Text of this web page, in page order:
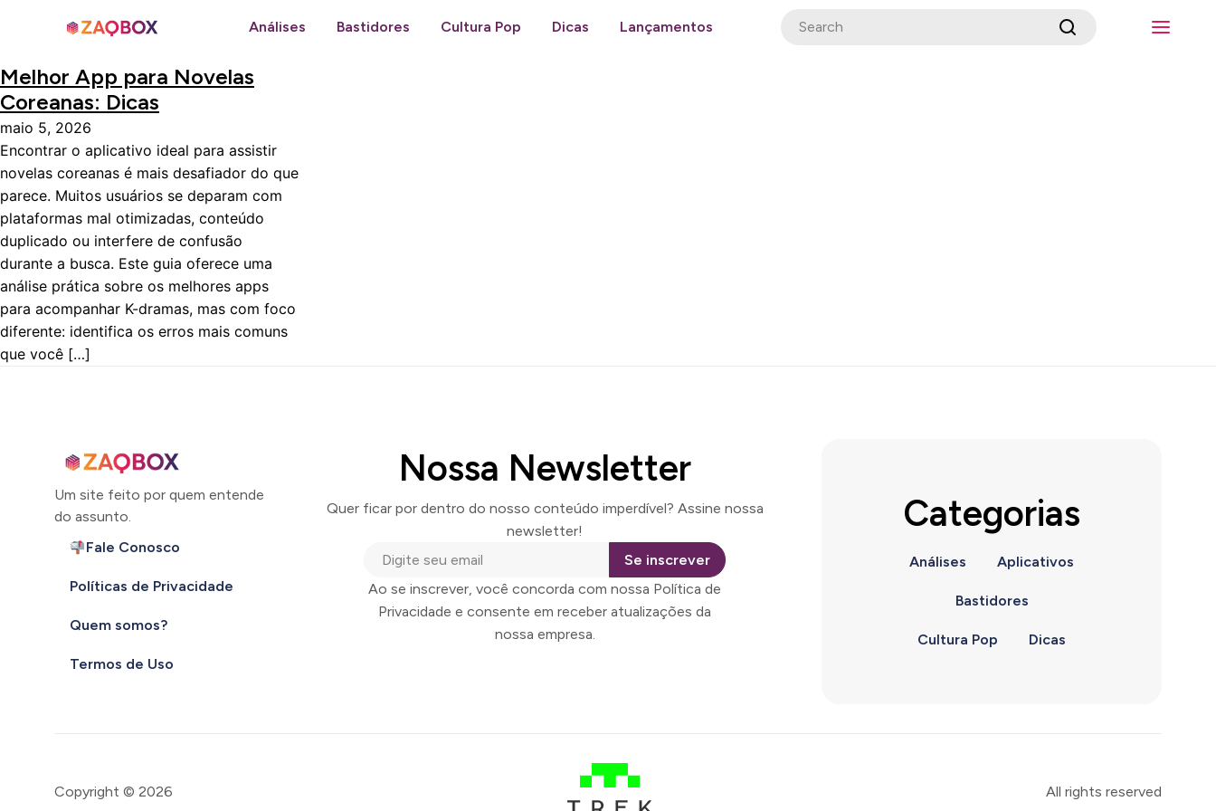
Análises Bastidores Cultura Pop Dicas Lançamentos
Melhor App para Novelas
Coreanas: Dicas
maio 5, 2026
Encontrar o aplicativo ideal para assistir
novelas coreanas é mais desafiador do que
parece. Muitos usuários se deparam com
plataformas mal otimizadas, conteúdo
duplicado ou interfere de confusão
durante a busca. Este guia oferece uma
análise prática sobre os melhores apps
para acompanhar K-dramas, mas com foco
diferente: identifica os erros mais comuns
que você […]
Um site feito por quem entende
do assunto.
Fale Conosco
Políticas de Privacidade
Quem somos?
Termos de Uso
Nossa Newsletter
Quer ficar por dentro do nosso conteúdo imperdível? Assine nossa
newsletter!
Se inscrever
Ao se inscrever, você concorda com nossa Política de
Privacidade e consente em receber atualizações da
nossa empresa.
Categorias
Análises Aplicativos
Bastidores
Cultura Pop Dicas
Copyright © 2026 All rights reserved